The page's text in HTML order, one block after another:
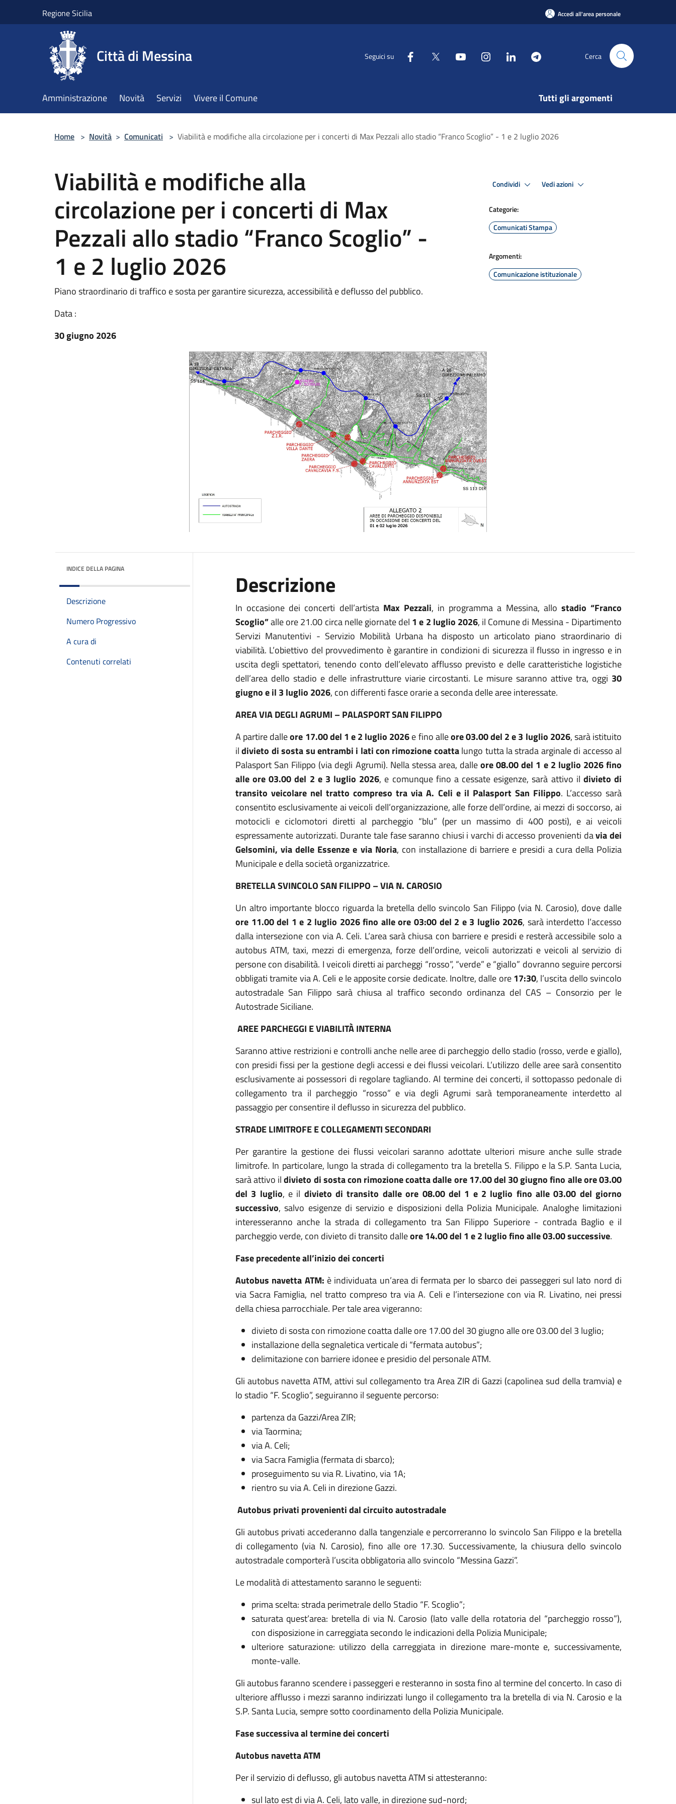
Regione Sicilia Accedi all'area personale
Città di Messina Seguici su Cerca
Amministrazione Novità Servizi Vivere il Comune Tutti gli argomenti
Home > Novità > Comunicati > Viabilità e modifiche alla circolazione per i concerti di Max Pezzali allo stadio “Franco Scoglio” - 1 e 2 luglio 2026
Viabilità e modifiche alla
circolazione per i concerti di Max
Pezzali allo stadio “Franco Scoglio” -
1 e 2 luglio 2026
Piano straordinario di traffico e sosta per garantire sicurezza, accessibilità e deflusso del pubblico.
Data :
30 giugno 2026
Condividi Vedi azioni
Categorie:
Comunicati Stampa
Argomenti:
Comunicazione istituzionale
INDICE DELLA PAGINA
Descrizione
Numero Progressivo
A cura di
Contenuti correlati
Descrizione
In occasione dei concerti dell’artista Max Pezzali, in programma a Messina, allo stadio “Franco
Scoglio”alle ore 21.00 circa nelle giornate del 1 e 2 luglio 2026, il Comune di Messina - Dipartimento
Servizi Manutentivi - Servizio Mobilità Urbana ha disposto un articolato piano straordinario di
viabilità. L’obiettivo del provvedimento è garantire in condizioni di sicurezza il flusso in ingresso e in
uscita degli spettatori, tenendo conto dell’elevato afflusso previsto e delle caratteristiche logistiche
dell’area dello stadio e delle infrastrutture viarie circostanti. Le misure saranno attive tra, oggi 30
giugno e il 3 luglio 2026, con differenti fasce orarie a seconda delle aree interessate.
AREA VIA DEGLI AGRUMI – PALASPORT SAN FILIPPO
A partire dalleore 17.00 del 1 e 2 luglio 2026e fino alleore 03.00 del 2 e 3 luglio 2026, sarà istituito
ildivieto di sosta su entrambi i lati con rimozione coattalungo tutta la strada arginale di accesso al
Palasport San Filippo (via degli Agrumi). Nella stessa area, dalleore 08.00 del 1 e 2 luglio 2026 fino
alle ore 03.00 del 2 e 3 luglio 2026, e comunque fino a cessate esigenze, sarà attivo il divieto di
transito veicolare nel tratto compreso tra via A. Celi e il Palasport San Filippo. L’accesso sarà
consentito esclusivamente ai veicoli dell’organizzazione, alle forze dell’ordine, ai mezzi di soccorso, ai
motocicli e ciclomotori diretti al parcheggio “blu” (per un massimo di 400 posti), e ai veicoli
espressamente autorizzati. Durante tale fase saranno chiusi i varchi di accesso provenienti davia dei
Gelsomini, via delle Essenze e via Noria, con installazione di barriere e presidi a cura della Polizia
Municipale e della società organizzatrice.
BRETELLA SVINCOLO SAN FILIPPO – VIA N. CAROSIO
Un altro importante blocco riguarda la bretella dello svincolo San Filippo (via N. Carosio), dove dalle
ore 11.00 del 1 e 2 luglio 2026 fino alle ore 03:00 del 2 e 3 luglio 2026, sarà interdetto l’accesso
dalla intersezione con via A. Celi. L’area sarà chiusa con barriere e presidi e resterà accessibile solo a
autobus ATM, taxi, mezzi di emergenza, forze dell’ordine, veicoli autorizzati e veicoli al servizio di
persone con disabilità. I veicoli diretti ai parcheggi “rosso”, “verde” e “giallo” dovranno seguire percorsi
obbligati tramite via A. Celi e le apposite corsie dedicate. Inoltre, dalle ore17:30, l’uscita dello svincolo
autostradale San Filippo sarà chiusa al traffico secondo ordinanza del CAS – Consorzio per le
Autostrade Siciliane.
AREE PARCHEGGI E VIABILITÀ INTERNA
Saranno attive restrizioni e controlli anche nelle aree di parcheggio dello stadio (rosso, verde e giallo),
con presidi fissi per la gestione degli accessi e dei flussi veicolari. L’utilizzo delle aree sarà consentito
esclusivamente ai possessori di regolare tagliando.Al termine dei concerti, il sottopasso pedonale di
collegamento tra il parcheggio “rosso” e via degli Agrumi sarà temporaneamente interdetto al
passaggio per consentire il deflusso in sicurezza del pubblico.
STRADE LIMITROFE E COLLEGAMENTI SECONDARI
Per garantire la gestione dei flussi veicolari saranno adottate ulteriori misure anche sulle strade
limitrofe. In particolare, lungo la strada di collegamento tra la bretella S. Filippo e la S.P. Santa Lucia,
sarà attivo ildivieto di sosta con rimozione coatta dalle ore 17.00 del 30 giugno fino alle ore 03.00
del 3 luglio, e il divieto di transito dalle ore 08.00 del 1 e 2 luglio fino alle 03.00 del giorno
successivo, salvo esigenze di servizio e disposizioni della Polizia Municipale. Analoghe limitazioni
interesseranno anche la strada di collegamento tra San Filippo Superiore - contrada Baglio e il
parcheggio verde, con divieto di transito dalleore 14.00 del 1 e 2 luglio fino alle 03.00 successive.
Fase precedente all’inizio dei concerti
Autobus navetta ATM: è individuata un’area di fermata per lo sbarco dei passeggeri sul lato nord di
via Sacra Famiglia, nel tratto compreso tra via A. Celi e l’intersezione con via R. Livatino, nei pressi
della chiesa parrocchiale. Per tale area vigeranno:
divieto di sosta con rimozione coatta dalle ore 17.00 del 30 giugno alle ore 03.00 del 3 luglio;
installazione della segnaletica verticale di “fermata autobus”;
delimitazione con barriere idonee e presidio del personale ATM.
Gli autobus navetta ATM, attivi sul collegamento tra Area ZIR di Gazzi (capolinea sud della tramvia) e
lo stadio “F. Scoglio”, seguiranno il seguente percorso:
partenza da Gazzi/Area ZIR;
via Taormina;
via A. Celi;
via Sacra Famiglia (fermata di sbarco);
proseguimento su via R. Livatino, via 1A;
rientro su via A. Celi in direzione Gazzi.
Autobus privati provenienti dal circuito autostradale
Gli autobus privati accederanno dalla tangenziale e percorreranno lo svincolo San Filippo e la bretella
di collegamento (via N. Carosio), fino alle ore 17.30. Successivamente, la chiusura dello svincolo
autostradale comporterà l’uscita obbligatoria allo svincolo “Messina Gazzi”.
Le modalità di attestamento saranno le seguenti:
prima scelta: strada perimetrale dello Stadio “F. Scoglio”;
saturata quest’area: bretella di via N. Carosio (lato valle della rotatoria del “parcheggio rosso”),
con disposizione in carreggiata secondo le indicazioni della Polizia Municipale;
ulteriore saturazione: utilizzo della carreggiata in direzione mare-monte e, successivamente,
monte-valle.
Gli autobus faranno scendere i passeggeri e resteranno in sosta fino al termine del concerto. In caso di
ulteriore afflusso i mezzi saranno indirizzati lungo il collegamento tra la bretella di via N. Carosio e la
S.P. Santa Lucia, sempre sotto coordinamento della Polizia Municipale.
Fase successiva al termine dei concerti
Autobus navetta ATM
Per il servizio di deflusso, gli autobus navetta ATM si attesteranno:
sul lato est di via A. Celi, lato valle, in direzione sud-nord;